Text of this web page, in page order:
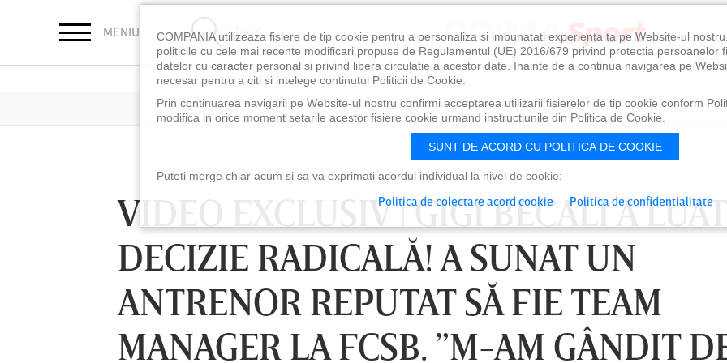
MENIU CAUTĂ
VIDEO EXCLUSIV | GIGI BECALI A LUAT
DECIZIE RADICALĂ! A SUNAT UN
ANTRENOR REPUTAT SĂ FIE TEAM
MANAGER LA FCSB. ”M-AM GÂNDIT
LUNI 10 AUG, 21:30 VINERI 07 AUG, 21:00 SÂMBĂTĂ 08 AUG, 18:30
COMPANIA utilizeaza fisiere de tip cookie pentru a personaliza si imbunatati experienta ta pe Website-ul
politicile cu cele mai recente modificari propuse de Regulamentul (UE) 2016/679 privind protectia persoanelor
datelor cu caracter personal si privind libera circulatie a acestor date. Inainte de a continua navigarea pe
necesar pentru a citi si intelege continutul Politicii de Cookie.
Prin continuarea navigarii pe Website-ul nostru confirmi acceptarea utilizarii fisierelor de tip cookie conform
modifica in orice moment setarile acestor fisiere cookie urmand instructiunile din Politica de Cookie.
SUNT DE ACORD CU POLITICA DE COOKIE
Puteti merge chiar acum si sa va exprimati acordul individual la nivel de cookie:
Politica de colectare acord cookie Politica de confidentialitate